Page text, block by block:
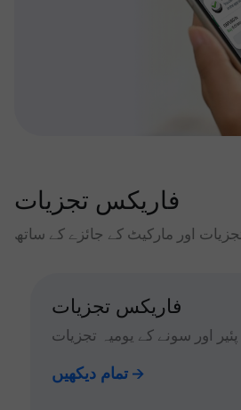
فاریکس تجزیات
فاریکس تجزیات
اور سونے کے یومیہ تجزیات
تمام دیکھیں